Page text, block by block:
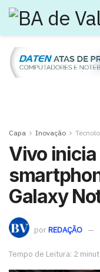
Capa Inovação
Vivo
Galaxy
porREDAÇÃO
Tempo de Leitura: 2